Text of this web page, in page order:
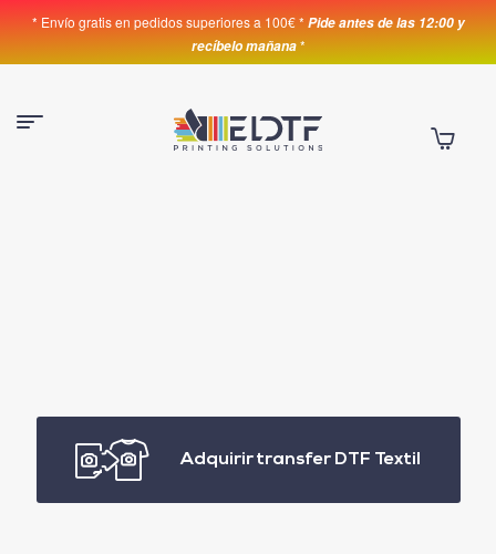
* Envío gratis en pedidos superiores a 100€ * Pide antes de las 12:00 y
recíbelo mañana*
Adquirir transfer DTF Textil